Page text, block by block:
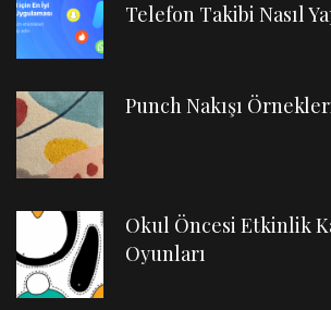
Telefon Takibi Nasıl
Punch Nakışı
Okul Öncesi Etkinlik
Oyunları